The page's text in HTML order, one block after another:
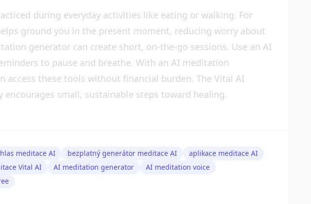
during everyday activities like eating or walking. For
ground you in the present moment, reducing worry about
generator can create short, on-the-go sessions. Use an AI
to pause and breathe. With an AI meditation
access these tools without financial burden. The Vital AI
small, sustainable steps toward healing.
hlas meditace AI bezplatný generátor meditace AI
aplikace meditace AI
Vital AI AI meditation generator
AI meditation voice